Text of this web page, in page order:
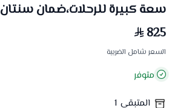
سعة كبيرة للرحلات،ضمان سنتان
825
السعر شامل الضريبة
متوفر
المتبقي 1